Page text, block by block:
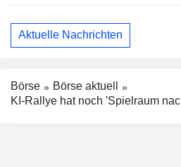
Aktuelle Nachrichten
Börse
Börse aktuell
KI-Rallye hat noch 'Spielraum